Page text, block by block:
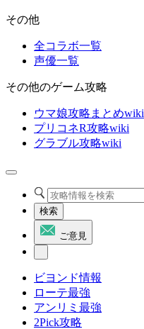
その他
全コラボ一覧
声優一覧
その他のゲーム攻略
ウマ娘攻略まとめwiki
プリコネR攻略wiki
グラブル攻略wiki
検索
ご意見
ビヨンド情報
ローテ最強
アンリミ最強
2Pick攻略